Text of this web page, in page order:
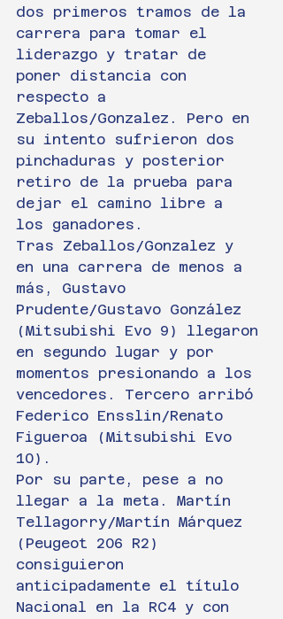
dos primeros tramos de la
carrera para tomar el
liderazgo y tratar de
poner distancia con
respecto a
Zeballos/Gonzalez. Pero en
su intento sufrieron dos
pinchaduras y posterior
retiro de la prueba para
dejar el camino libre a
los ganadores.
Tras Zeballos/Gonzalez y
en una carrera de menos a
más, Gustavo
Prudente/Gustavo González
(Mitsubishi Evo 9) llegaron
en segundo lugar y por
momentos presionando a los
vencedores. Tercero arribó
Federico Ensslin/Renato
Figueroa (Mitsubishi Evo
10).
Por su parte, pese a no
llegar a la meta. Martín
Tellagorry/Martín Márquez
(Peugeot 206 R2)
consiguieron
anticipadamente el título
Nacional en la RC4 y con